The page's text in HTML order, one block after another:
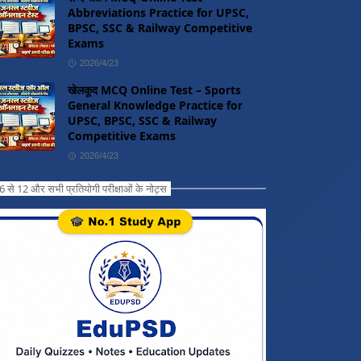
Abbreviations Practice for UPSC,
BPSC, SSC & Railway Competitive
Exams
2026/4/23
खेलकूद MCQ Online Test – Sports
General Knowledge Practice for
UPSC, BPSC, SSC & Railway
Competitive Exams
2026/4/23
6 से 12 और सभी प्रतियोगी परीक्षाओं के नोट्स